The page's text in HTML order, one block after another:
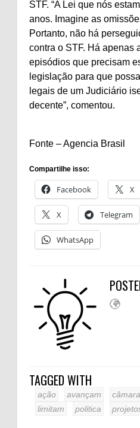
STF. “A Lei que nós
anos. Imagine as
Portanto, não há
contra o STF. Há apenas
episódios que precisam
legislação para que
legais de um Judiciário
decente”, comentou.
Fonte – Agencia Brasil
Compartilhe isso:
Facebook X
X Telegram
WhatsApp
TAGGED WITH
ação avançam câmara
limitam
politica